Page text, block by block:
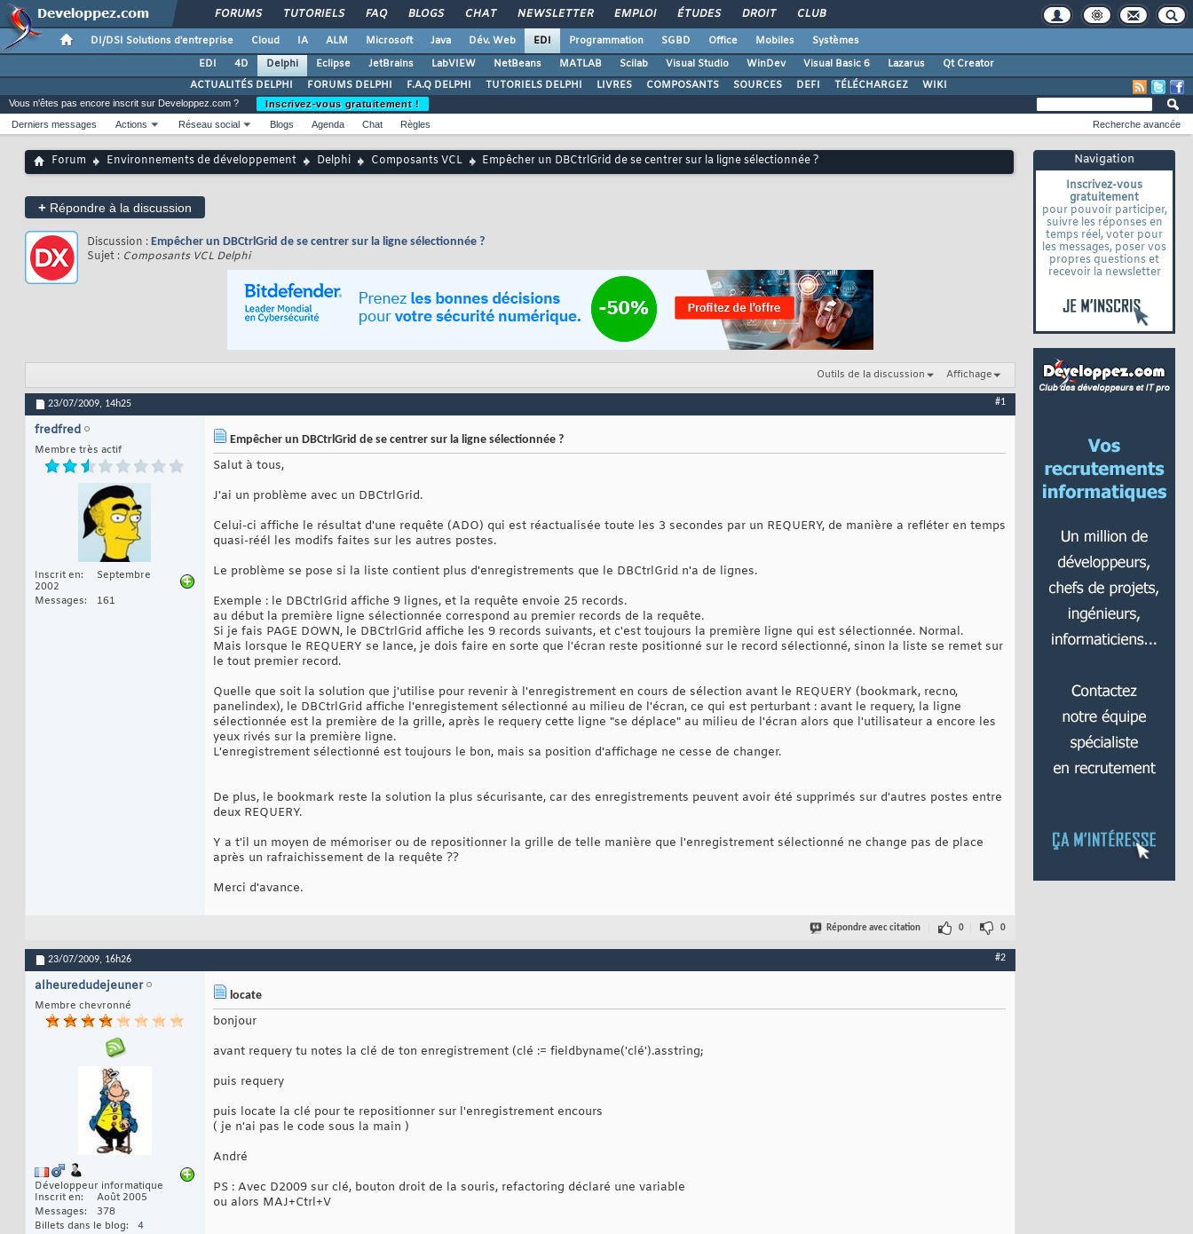
FORUMS TUTORIELS FAQ BLOGS CHAT NEWSLETTER EMPLOI ÉTUDES DROIT CLUB
DI/DSI Solutions d'entreprise Cloud IA ALM Microsoft Java Dév. Web EDI Programmation SGBD Office Mobiles
Systèmes
EDI
4D Delphi Eclipse JetBrains LabVIEW NetBeans MATLAB Scilab Visual Studio WinDev Visual Basic 6 Lazarus
Qt Creator
ACTUALITÉS DELPHI
FORUMS DELPHI F.A.Q DELPHI TUTORIELS DELPHI LIVRES COMPOSANTS SOURCES DEFI TÉLÉCHARGEZ WIKI
Navigation
Inscrivez-vous
gratuitement
pour pouvoir participer,
suivre les réponses en
temps réel, voter pour
les messages, poser vos
propres questions et
recevoir la newsletter
Vous n'êtes pas encore inscrit sur Developpez.com ?
Inscrivez-vous gratuitement !
Derniers messages
Actions Réseau social Blogs Agenda Chat Règles Recherche avancée
Forum Environnements de développement Delphi Composants VCL Empêcher un DBCtrlGrid de se centrer sur la ligne sélectionnée ?
+ Répondre à la discussion
Discussion : Empêcher un DBCtrlGrid de se centrer sur la ligne sélectionnée ?
Sujet : Composants VCL Delphi
Outils de la discussion Affichage
23/07/2009, 14h25 #1
fredfred
Membre très actif
Inscrit en
Septembre
2002
Messages
161
Empêcher un DBCtrlGrid de se centrer sur la ligne sélectionnée ?
Salut à tous,
J'ai un problème avec un DBCtrlGrid.
Celui-ci affiche le résultat d'une requête (ADO) qui est réactualisée toute les 3 secondes par un REQUERY, de manière a refléter en temps
quasi-réél les modifs faites sur les autres postes.
Le problème se pose si la liste contient plus d'enregistrements que le DBCtrlGrid n'a de lignes.
Exemple : le DBCtrlGrid affiche 9 lignes, et la requête envoie 25 records.
au début la première ligne sélectionnée correspond au premier records de la requête.
Si je fais PAGE DOWN, le DBCtrlGrid affiche les 9 records suivants, et c'est toujours la première ligne qui est sélectionnée. Normal.
Mais lorsque le REQUERY se lance, je dois faire en sorte que l'écran reste positionné sur le record sélectionné, sinon la liste se remet sur
le tout premier record.
Quelle que soit la solution que j'utilise pour revenir à l'enregistrement en cours de sélection avant le REQUERY (bookmark, recno,
panelindex), le DBCtrlGrid affiche l'enregistement sélectionné au milieu de l'écran, ce qui est perturbant : avant le requery, la ligne
sélectionnée est la première de la grille, après le requery cette ligne "se déplace" au milieu de l'écran alors que l'utilisateur a encore les
yeux rivés sur la première ligne.
L'enregistrement sélectionné est toujours le bon, mais sa position d'affichage ne cesse de changer.
De plus, le bookmark reste la solution la plus sécurisante, car des enregistrements peuvent avoir été supprimés sur d'autres postes entre
deux REQUERY.
Y a t'il un moyen de mémoriser ou de repositionner la grille de telle manière que l'enregistrement sélectionné ne change pas de place
après un rafraichissement de la requête ??
Merci d'avance.
Répondre avec citation 0 0
23/07/2009, 16h26 #2
alheuredudejeuner
Membre chevronné
Développeur informatique
Inscrit en
Août 2005
Messages
378
Billets dans le blog
4
locate
bonjour
avant requery tu notes la clé de ton enregistrement (clé := fieldbyname('clé').asstring;
puis requery
puis locate la clé pour te repositionner sur l'enregistrement encours
( je n'ai pas le code sous la main )
André
PS : Avec D2009 sur clé, bouton droit de la souris, refactoring déclaré une variable
ou alors MAJ+Ctrl+V